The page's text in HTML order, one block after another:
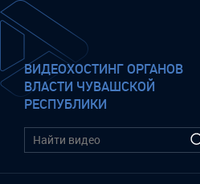
ВИДЕОХОСТИНГ ОРГАНОВ
ВЛАСТИ ЧУВАШСКОЙ
РЕСПУБЛИКИ